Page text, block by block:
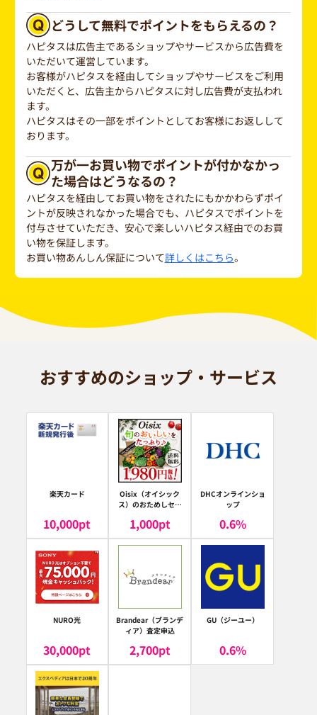
どうして無料でポイントをもらえるの？
ハピタスは広告主であるショップやサービスから広告費を
いただいて運営しています。
お客様がハピタスを経由してショップやサービスをご利用
いただくと、広告主からハピタスに対し広告費が支払われ
ます。
ハピタスはその一部をポイントとしてお客様にお返しして
おります。
万が一お買い物でポイントが付かなかっ
た場合はどうなるの？
ハピタスを経由してお買い物をされたにもかかわらずポイ
ントが反映されなかった場合でも、ハピタスでポイントを
付与させていただき、安心で楽しいハピタス経由でのお買
い物を保証します。
お買い物あんしん保証について詳しくはこちら。
おすすめのショップ・サービス
楽天カード
10,000pt
Oisix（オイシック
ス）のおためしセッ
1,000pt
DHCオンラインショ
ップ
0.6%
NURO光
30,000pt
Brandear（ブランデ
ィア）査定申込
2,700pt
GU（ジーユー）
0.6%